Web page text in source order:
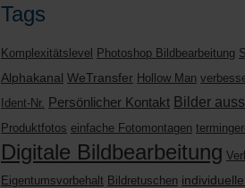
Tags
Komplexitätslevel Photoshop Bildbearbeitung
Alphakanal WeTransfer Hollow Man
Ident-Nr. Persönlicher Kontakt Bilder
Produktfotos einfache Fotomontagen
Digitale Bildbearbeitung
Eigentumsvorbehalt Bildretuschen